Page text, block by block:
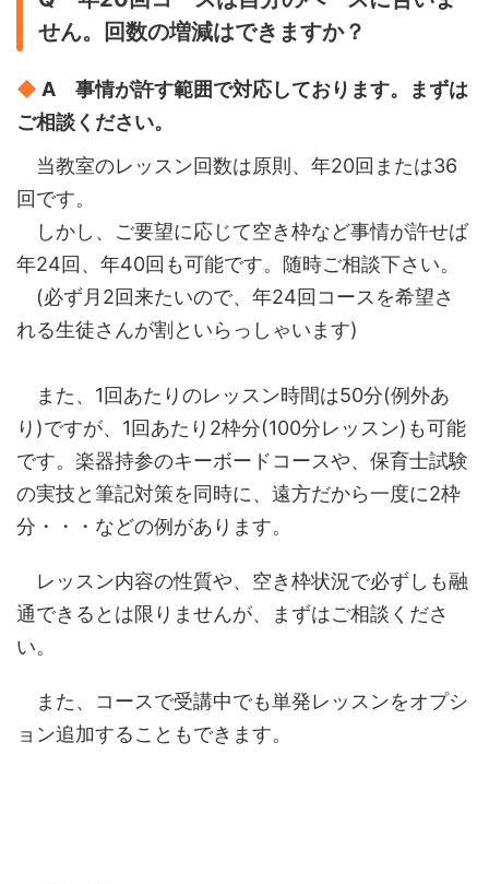
せん。回数の増減はできますか？
◆ A 事情が許す範囲で対応しております。まずは
ご相談ください。
当教室のレッスン回数は原則、年20回または36
回です。
しかし、ご要望に応じて空き枠など事情が許せば
年24回、年40回も可能です。随時ご相談下さい。
(必ず月2回来たいので、年24回コースを希望さ
れる生徒さんが割といらっしゃいます)
また、1回あたりのレッスン時間は50分(例外あ
り)ですが、1回あたり2枠分(100分レッスン)も可能
です。楽器持参のキーボードコースや、保育士試験
の実技と筆記対策を同時に、遠方だから一度に2枠
分・・・などの例があります。
レッスン内容の性質や、空き枠状況で必ずしも融
通できるとは限りませんが、まずはご相談くださ
い。
また、コースで受講中でも単発レッスンをオプシ
ョン追加することもできます。